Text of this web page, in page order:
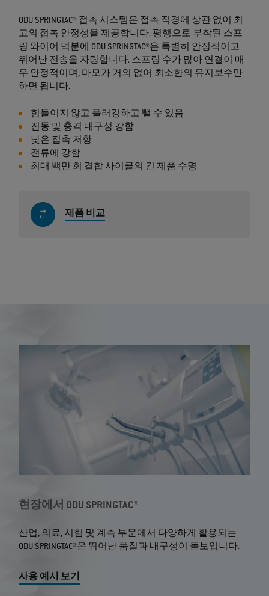
ODU SPRINGTAC® 접촉 시스템은 접촉 직경에 상관 없이 최
고의 접촉 안정성을 제공합니다. 평행으로 부착된 스프
링 와이어 덕분에 ODU SPRINGTAC®은 특별히 안정적이고
뛰어난 전송을 자랑합니다. 스프링 수가 많아 연결이 매
우 안정적이며, 마모가 거의 없어 최소한의 유지보수만
하면 됩니다.
힘들이지 않고 플러깅하고 뺄 수 있음
진동 및 충격 내구성 강함
낮은 접촉 저항
전류에 강함
최대 백만 회 결합 사이클의 긴 제품 수명
제품 비교
현장에서 ODU SPRINGTAC®
산업, 의료, 시험 및 계측 부문에서 다양하게 활용되는
ODU SPRINGTAC®은 뛰어난 품질과 내구성이 돋보입니다.
사용 예시 보기